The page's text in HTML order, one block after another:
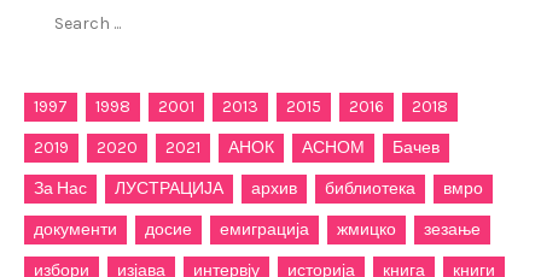
1997 1998 2001 2013 2015 2016
2018
2019
2020 2021 АНОК АСНОМ
Бачев
За Нас
ЛУСТРАЦИЈА архив библиотека
вмро
документи
досие емиграција жмицко
зезање
избори
изјава интервју историја книга
книги